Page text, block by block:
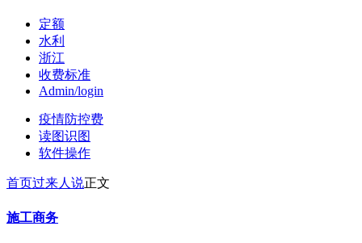
定额
水利
浙江
收费标准
Admin/login
疫情防控费
读图识图
软件操作
首页过来人说正文
施工商务